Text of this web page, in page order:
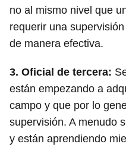
no al mismo nivel que
requerir una
de manera efectiva.
3. Oficial de tercera:
están empezando a
campo y que por lo
supervisión. A menudo
y están aprendiendo